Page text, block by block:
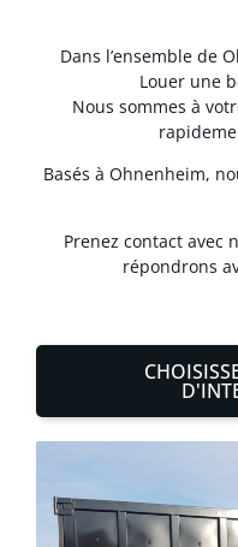
Dans l’ensemble de
Louer une
Nous sommes à
Basés à Ohnenheim,
Prenez contact avec
répondrons